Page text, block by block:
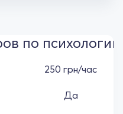
по психологии
250 грн/час
Да